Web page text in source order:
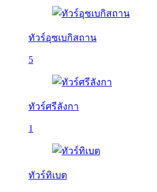
ทัวร์อุซเบกิสถาน
5
ทัวร์ศรีลังกา
1
ทัวร์ทิเบต